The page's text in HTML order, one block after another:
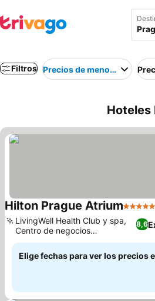
Filtros Precios de menor a mayor
Hoteles
Hilton Prague Atrium5
8,6
LivingWell Health Club y spa,
Centro de negocios
galardonado
Elige fechas para ver los precios